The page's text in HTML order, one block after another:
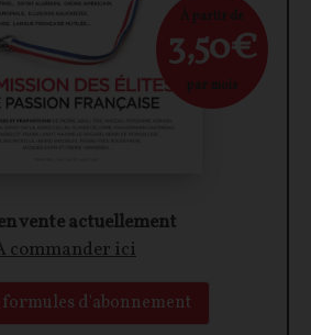
vente actuellement
commander ici
d'abonnement
À partir de
3,50€
par mois